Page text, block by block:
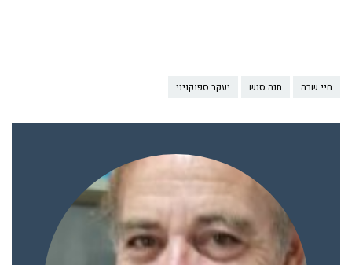
חיי שרה חנה סנש יעקב ספוקויני